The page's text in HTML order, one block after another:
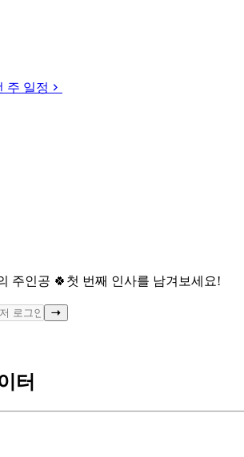
주 일정
주인공 🍀 첫 번째 인사를 남겨보세요!
터